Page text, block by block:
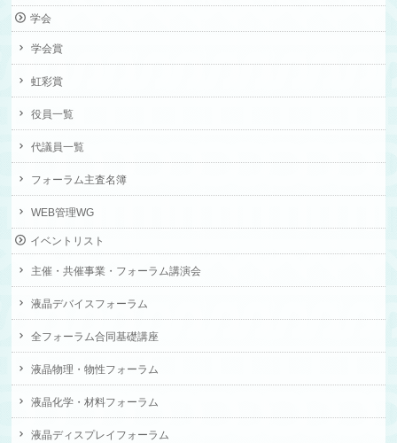
学会
学会賞
虹彩賞
役員一覧
代議員一覧
フォーラム主査名簿
WEB管理WG
イベントリスト
主催・共催事業・フォーラム講演会
液晶デバイスフォーラム
全フォーラム合同基礎講座
液晶物理・物性フォーラム
液晶化学・材料フォーラム
液晶ディスプレイフォーラム